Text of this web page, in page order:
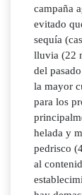
campaña
evitado
sequía
lluvia (22
del
la mayor
para los
helada y
pedrisco
al